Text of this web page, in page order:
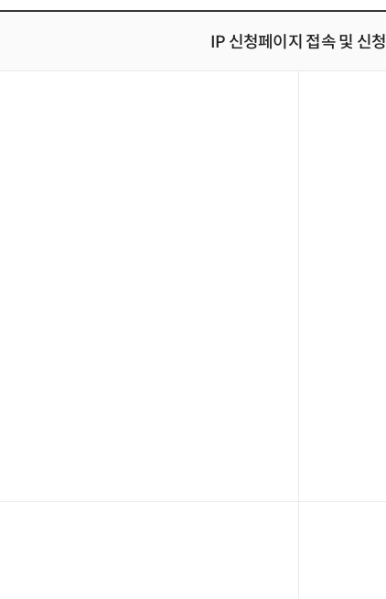
IP 신청페이지 접속 및 신청